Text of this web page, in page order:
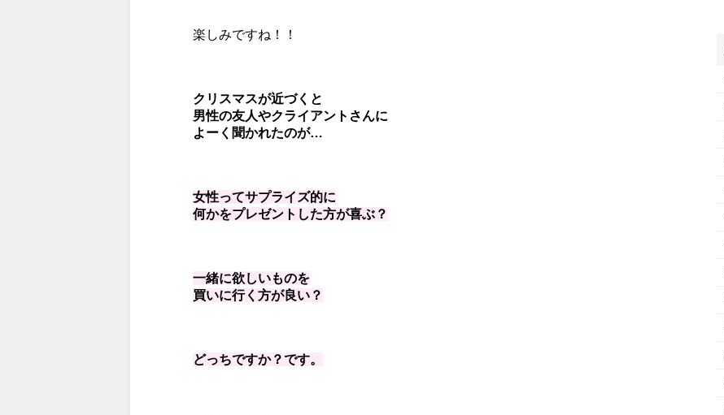
楽しみですね！！
クリスマスが近づくと
男性の友人やクライアントさんに
よーく聞かれたのが…
女性ってサプライズ的に
何かをプレゼントした方が喜ぶ？
一緒に欲しいものを
買いに行く方が良い？
どっちですか？です。